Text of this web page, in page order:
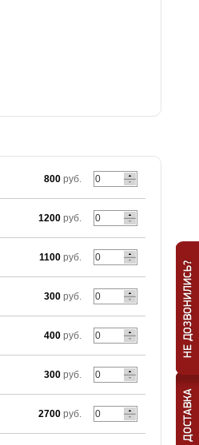
800 руб.
1200 руб.
1100 руб.
300 руб.
400 руб.
300 руб.
2700 руб.